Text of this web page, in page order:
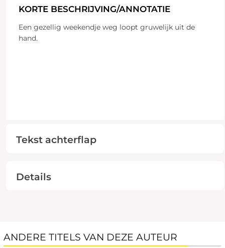
KORTE BESCHRIJVING/ANNOTATIE
Een gezellig weekendje weg loopt gruwelijk uit de
hand.
Tekst achterflap
Details
ANDERE TITELS VAN DEZE AUTEUR